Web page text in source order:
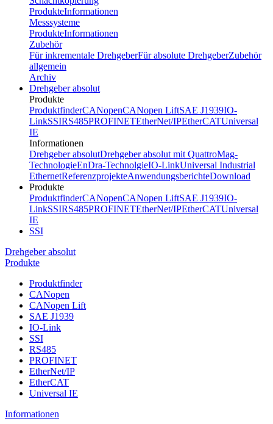
ProdukteInformationen
Messsysteme
ProdukteInformationen
Zubehör
Für inkrementale DrehgeberFür absolute DrehgeberZubehör
allgemein
Archiv
Drehgeber absolut
Produkte
ProduktfinderCANopenCANopen LiftSAE J1939IO-
LinkSSIRS485PROFINETEtherNet/IPEtherCATUniversal
IE
Informationen
Drehgeber absolutDrehgeber absolut mit QuattroMag-
TechnologieEnDra-TechnolgieIO-LinkUniversal Industrial
EthernetReferenzprojekteAnwendungsberichteDownload
Produkte
ProduktfinderCANopenCANopen LiftSAE J1939IO-
LinkSSIRS485PROFINETEtherNet/IPEtherCATUniversal
IE
SSI
Drehgeber absolut
Produkte
Produktfinder
CANopen
CANopen Lift
SAE J1939
IO-Link
SSI
RS485
PROFINET
EtherNet/IP
EtherCAT
Universal IE
Informationen